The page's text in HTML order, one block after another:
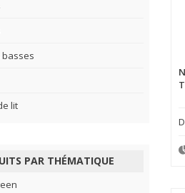
basses
lit
PAR THÉMATIQUE